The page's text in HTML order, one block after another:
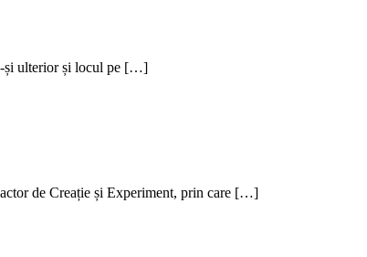
și ulterior și locul pe […]
de Creație și Experiment, prin care […]